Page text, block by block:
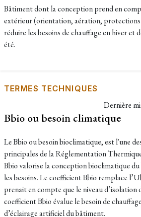
Bâtiment dont la conception prend en
extérieur (orientation, aération,
réduire les besoins de chauffage en hiver et
été.
TERMES TECHNIQUES
Dernière
Bbio ou besoin climatique
Le Bbio ou besoin bioclimatique, est l'une
principales de la Réglementation
Bbio valorise la conception bioclimatique
les besoins. Le coefficient Bbio remplace
prenait en compte que le niveau d’isolation
coefficient Bbio évalue le besoin de
d’éclairage artificiel du bâtiment.